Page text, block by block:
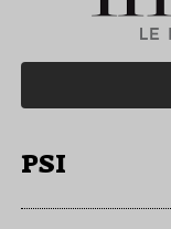
PSI